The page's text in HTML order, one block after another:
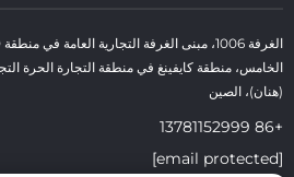
الخامس، منطقة كايفينغ في منطقة التجارة الحرة
(هنان)، الصين
+86 13781152999